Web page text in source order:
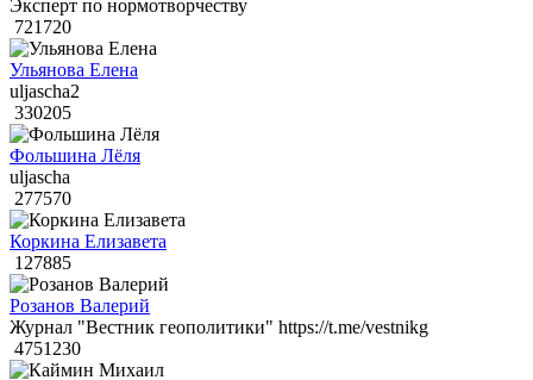
Эксперт по нормотворчеству
721720
Ульянова Елена
uljascha2
330205
Фольшина Лёля
uljascha
277570
Коркина Елизавета
127885
Розанов Валерий
Журнал "Вестник геополитики" https://t.me/vestnikg
4751230